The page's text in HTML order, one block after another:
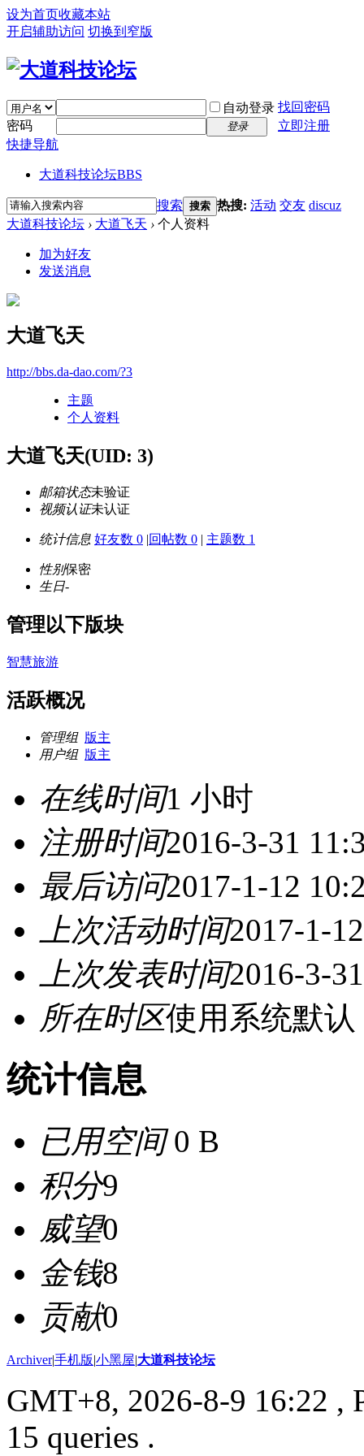
设为首页收藏本站
开启辅助访问 切换到窄版
自动登录 找回密码
密码
登录
立即注册
快捷导航
大道科技论坛BBS
搜索 搜索 热搜: 活动 交友 discuz
大道科技论坛 › 大道飞天 › 个人资料
加为好友
发送消息
大道飞天
http://bbs.da-dao.com/?3
主题
个人资料
大道飞天(UID: 3)
邮箱状态未验证
视频认证未认证
统计信息 好友数 0 |回帖数 0 | 主题数 1
性别保密
生日-
管理以下版块
智慧旅游
活跃概况
管理组 版主
用户组 版主
在线时间1 小时
注册时间2016-3-31
最后访问2017-1-12
上次活动时间2017-1-
上次发表时间2016-3-
所在时区使用系统默认
统计信息
已用空间0 B
积分9
威望0
金钱8
贡献0
Archiver|手机版|小黑屋|大道科技论坛
GMT+8, 2026-8-9 16:22 ,
15 queries .